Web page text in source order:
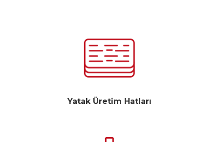
Yatak Üretim Hatları